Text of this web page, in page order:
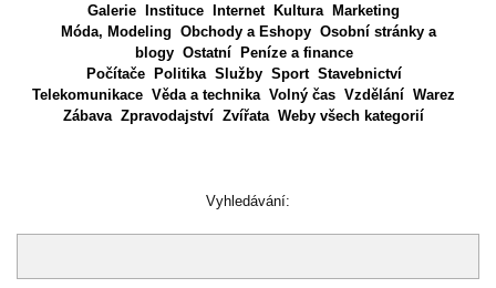
Galerie
Instituce Internet Kultura
Marketing
Móda, Modeling Obchody a Eshopy Osobní stránky a
blogy Ostatní
Peníze a finance
Počítače
Politika Služby Sport Stavebnictví
Telekomunikace Věda a technika Volný čas Vzdělání Warez
Zábava Zpravodajství Zvířata Weby všech kategorií
Vyhledávání: